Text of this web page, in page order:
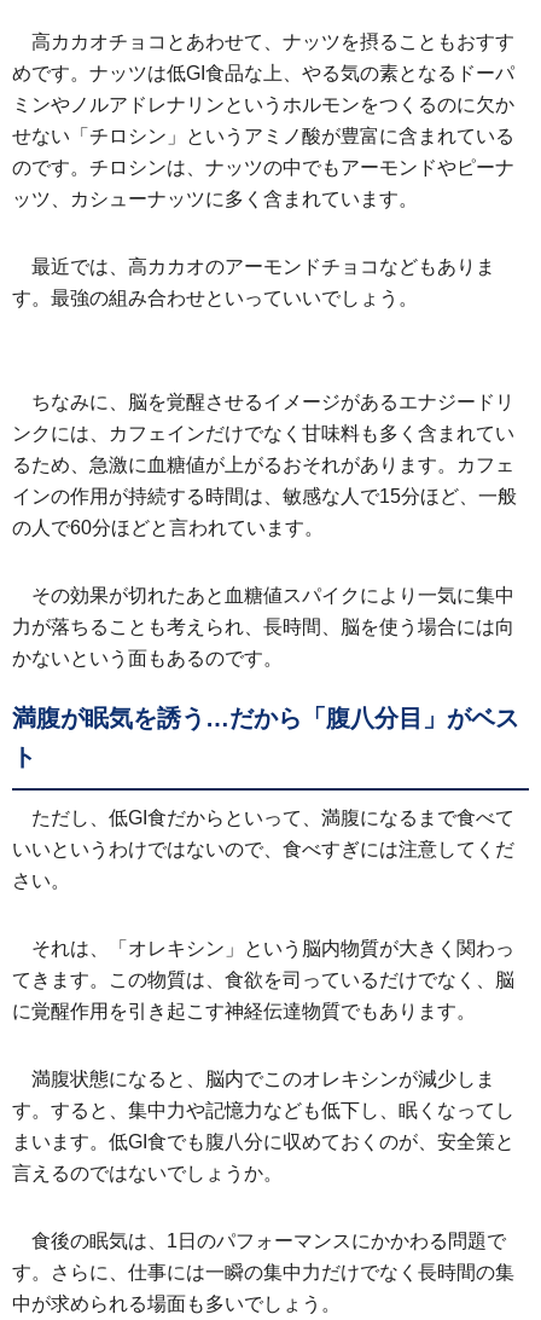
高カカオチョコとあわせて、ナッツを摂ることもおすす
めです。ナッツは低GI食品な上、やる気の素となるドーパ
ミンやノルアドレナリンというホルモンをつくるのに欠か
せない「チロシン」というアミノ酸が豊富に含まれている
のです。チロシンは、ナッツの中でもアーモンドやピーナ
ッツ、カシューナッツに多く含まれています。
最近では、高カカオのアーモンドチョコなどもありま
す。最強の組み合わせといっていいでしょう。
ちなみに、脳を覚醒させるイメージがあるエナジードリ
ンクには、カフェインだけでなく甘味料も多く含まれてい
るため、急激に血糖値が上がるおそれがあります。カフェ
インの作用が持続する時間は、敏感な人で15分ほど、一般
の人で60分ほどと言われています。
その効果が切れたあと血糖値スパイクにより一気に集中
力が落ちることも考えられ、長時間、脳を使う場合には向
かないという面もあるのです。
満腹が眠気を誘う…だから「腹八分目」がベス
ト
ただし、低GI食だからといって、満腹になるまで食べて
いいというわけではないので、食べすぎには注意してくだ
さい。
それは、「オレキシン」という脳内物質が大きく関わっ
てきます。この物質は、食欲を司っているだけでなく、脳
に覚醒作用を引き起こす神経伝達物質でもあります。
満腹状態になると、脳内でこのオレキシンが減少しま
す。すると、集中力や記憶力なども低下し、眠くなってし
まいます。低GI食でも腹八分に収めておくのが、安全策と
言えるのではないでしょうか。
食後の眠気は、1日のパフォーマンスにかかわる問題で
す。さらに、仕事には一瞬の集中力だけでなく長時間の集
中が求められる場面も多いでしょう。